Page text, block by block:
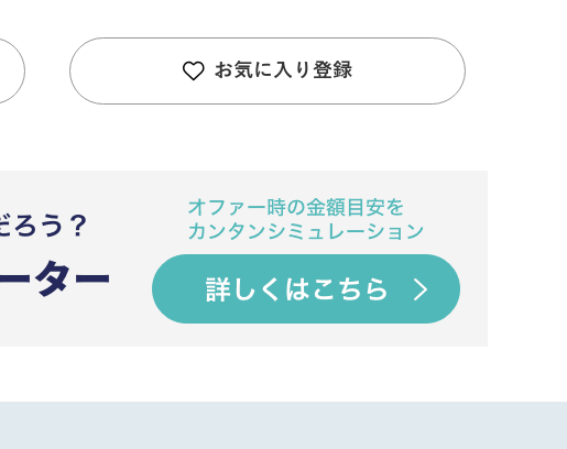
お気に入り登録